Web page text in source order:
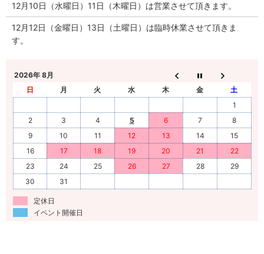
12月10日（水曜日）11日（木曜日）は営業させて頂きます。
12月12日（金曜日）13日（土曜日）は臨時休業させて頂きま
す。
2026年 8月
日
月 火 水 木 金
土
1
2
3 4 5 6 7
8
9
10 11 12 13 14
15
16
17 18 19 20 21
22
23
24 25 26 27 28
29
30
31
定休日
イベント開催日